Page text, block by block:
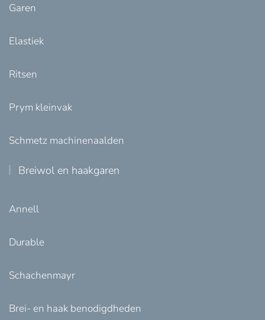
Garen
Elastiek
Ritsen
Prym kleinvak
Schmetz machinenaalden
Breiwol en haakgaren
Annell
Durable
Schachenmayr
Brei- en haak benodigdheden